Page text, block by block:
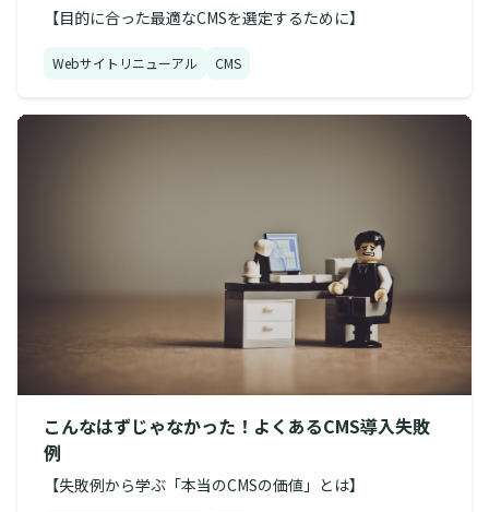
【目的に合った最適なCMSを選定するために】
Webサイトリニューアル CMS
こんなはずじゃなかった！よくあるCMS導入失敗
例
【失敗例から学ぶ「本当のCMSの価値」とは】